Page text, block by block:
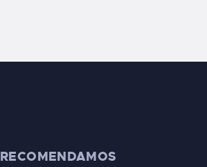
RECOMENDAMOS